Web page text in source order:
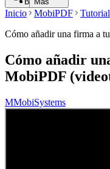
Inicio MobiPDF
Cómo añadir una firma a
Cómo añadir
MobiPDF
MMobiSystems